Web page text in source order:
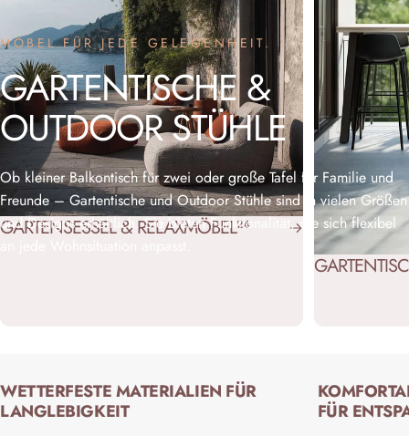
MÖBEL FÜR JEDE GELEGENHEIT.
GARTENTISCHE&
OUTDOORSTÜHLE
Ob kleiner Balkontisch für zwei oder große Tafel für Familie und
Freunde – Gartentische und Outdoor Stühle sind in vielen Größen
und Designs erhältlich. Sie bieten Funktionalität, die sich flexibel
GARTENSESSEL & RELAXMÖBEL24
WETTERFESTE MATERIALIEN FÜR
LANGLEBIGKEIT
FÜR